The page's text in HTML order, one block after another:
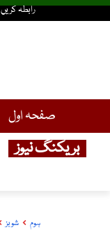
رابطہ کریں
صفحہ اول
بریکنگ نیوز
ہوم شوبز